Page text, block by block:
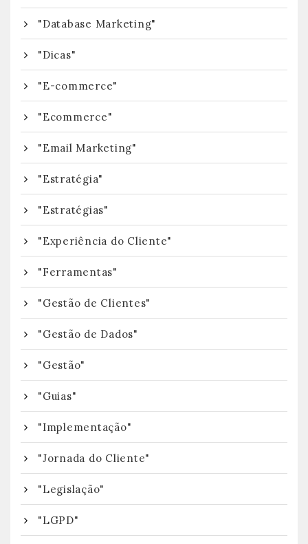
"Database Marketing"
"Dicas"
"E-commerce"
"Ecommerce"
"Email Marketing"
"Estratégia"
"Estratégias"
"Experiência do Cliente"
"Ferramentas"
"Gestão de Clientes"
"Gestão de Dados"
"Gestão"
"Guias"
"Implementação"
"Jornada do Cliente"
"Legislação"
"LGPD"